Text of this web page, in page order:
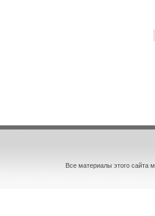
Все материалы этого сайта